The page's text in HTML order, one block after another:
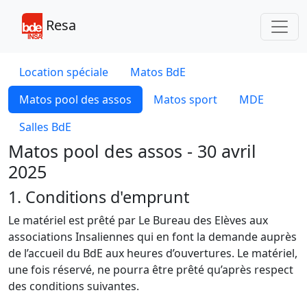
Resa
Location spéciale
Matos BdE
Matos pool des assos
Matos sport
MDE
Salles BdE
Matos pool des assos - 30 avril
2025
1. Conditions d'emprunt
Le matériel est prêté par Le Bureau des Elèves aux
associations Insaliennes qui en font la demande auprès
de l’accueil du BdE aux heures d’ouvertures. Le matériel,
une fois réservé, ne pourra être prêté qu’après respect
des conditions suivantes.